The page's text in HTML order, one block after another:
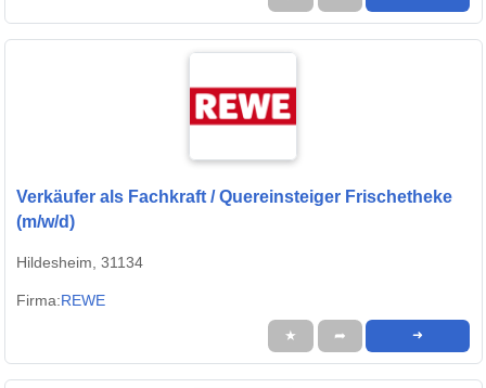
Verkäufer als Fachkraft / Quereinsteiger Frischetheke
(m/w/d)
Hildesheim, 31134
Firma:REWE
★ ➦ ➜